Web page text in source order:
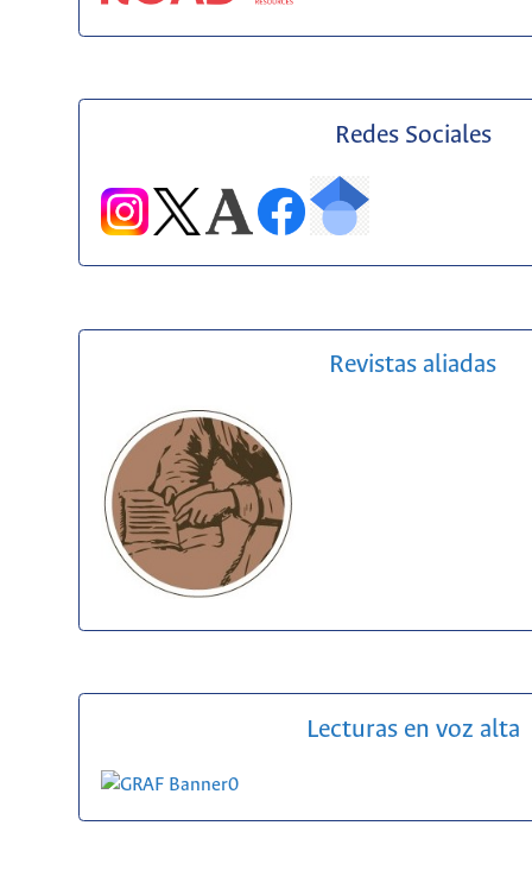
Redes Sociales
Revistas aliadas
Lecturas en voz alta